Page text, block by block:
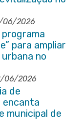
06/2026
para ampliar
no
06/2026
de
encanta
municipal de